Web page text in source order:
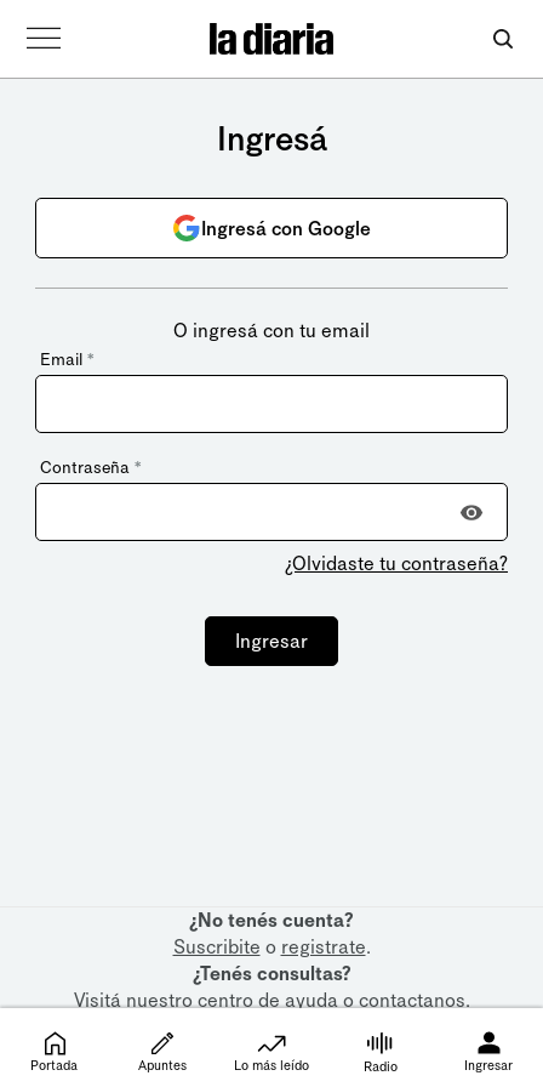
Ingresá
Ingresá con Google
O ingresá con tu email
Email *
Contraseña *
¿Olvidaste tu contraseña?
Ingresar
¿No tenés cuenta?
Suscribite o registrate.
¿Tenés consultas?
Visitá nuestrocentro de ayudaocontactanos.
Portada Apuntes Lo más leído Radio Ingresar